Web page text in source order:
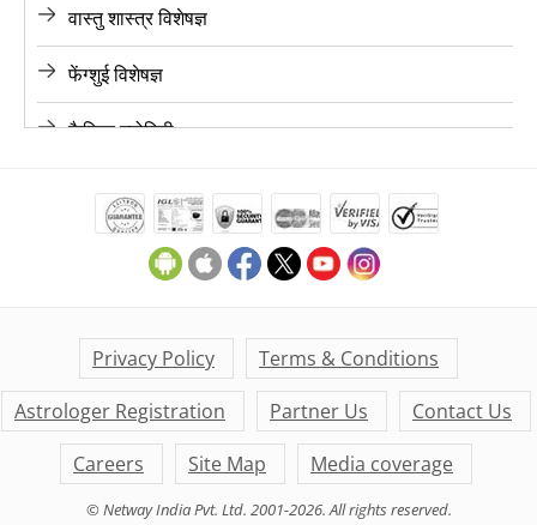
ज्योतिषी, चंडीगढ़
ज्योतिषी, चेन्नई
ज्योतिषी, अहमदाबाद
ज्योतिषी, जयपुर
ज्योतिषी, कर्नाटक
ज्योतिषी, केरल
वास्तु शास्त्र विशेषज्ञ
फेंग्शुई विशेषज्ञ
कैरियर ज्योतिषी
लव ज्योतिषी
फाइनेंस ज्योतिषी
मनी ज्योतिषी
डेली लाइफ ज्योतिषी
के पी ज्योतिषी
Privacy Policy
Terms & Conditions
Astrologer Registration
Partner Us
Contact Us
Careers
Site Map Media coverage
© Netway India Pvt. Ltd. 2001-2026. All rights reserved.